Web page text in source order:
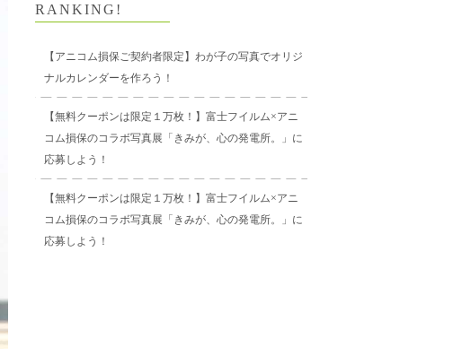
RANKING!
【アニコム損保ご契約者限定】わが子の写真でオリジ
ナルカレンダーを作ろう！
【無料クーポンは限定１万枚！】富士フイルム×アニ
コム損保のコラボ写真展「きみが、心の発電所。」に
応募しよう！
【無料クーポンは限定１万枚！】富士フイルム×アニ
コム損保のコラボ写真展「きみが、心の発電所。」に
応募しよう！